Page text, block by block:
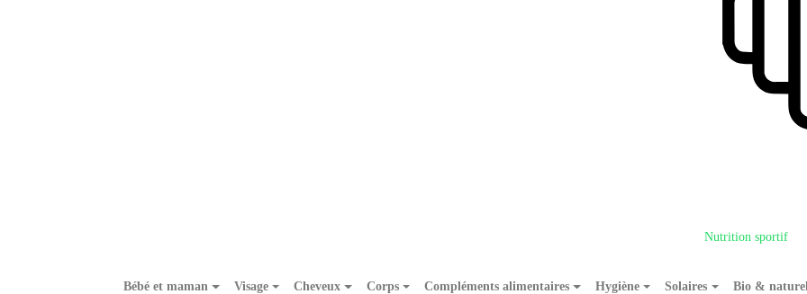
Nutrition sportif
Bébé et maman Visage Cheveux Corps Compléments alimentaires Hygiène Solaires Bio &